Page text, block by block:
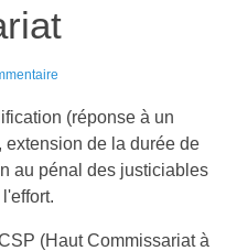
(réponse à un
extension de la durée de
au pénal des justiciables
(Haut Commissariat à